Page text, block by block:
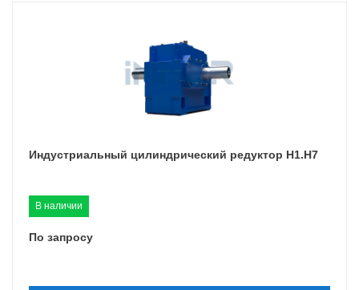
Индустриальный цилиндрический редуктор H1.H7
В наличии
По запросу